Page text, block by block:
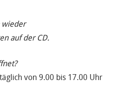
wieder
auf der CD.
von 9.00 bis 17.00 Uhr